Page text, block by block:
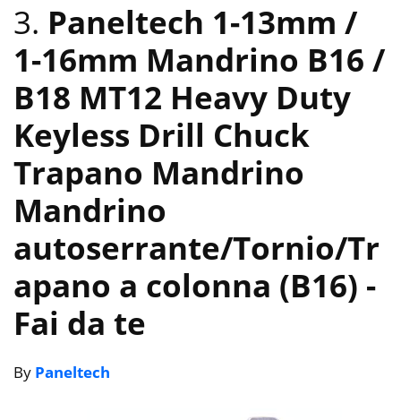
3. Paneltech 1-13mm /
1-16mm Mandrino B16 /
B18 MT12 Heavy Duty
Keyless Drill Chuck
Trapano Mandrino
Mandrino
autoserrante/Tornio/Tr
apano a colonna (B16) -
Fai da te
By Paneltech